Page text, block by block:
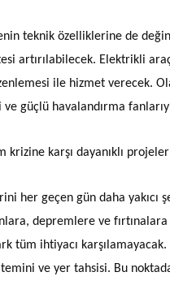
teknik özelliklerine de
artırılabilecek. Elektrikli
ile hizmet verecek.
güçlü havalandırma
krizine karşı dayanıklı
her geçen gün daha yakıcı
depremlere ve
tüm ihtiyacı
temini ve yer tahsisi. Bu